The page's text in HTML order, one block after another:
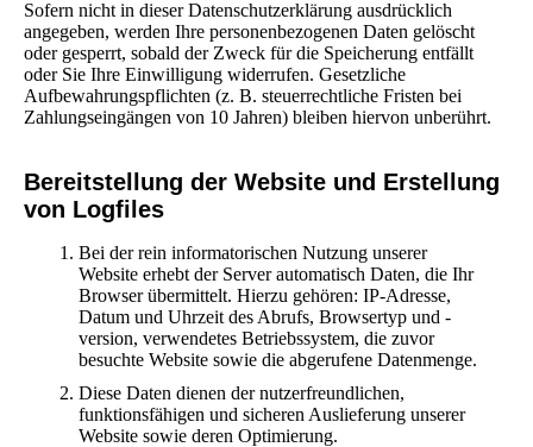
Sofern nicht in dieser Datenschutzerklärung ausdrücklich
angegeben, werden Ihre personenbezogenen Daten gelöscht
oder gesperrt, sobald der Zweck für die Speicherung entfällt
oder Sie Ihre Einwilligung widerrufen. Gesetzliche
Aufbewahrungspflichten (z. B. steuerrechtliche Fristen bei
Zahlungseingängen von 10 Jahren) bleiben hiervon unberührt.
Bereitstellung der Website und Erstellung
von Logfiles
Bei der rein informatorischen Nutzung unserer
Website erhebt der Server automatisch Daten, die Ihr
Browser übermittelt. Hierzu gehören: IP-Adresse,
Datum und Uhrzeit des Abrufs, Browsertyp und -
version, verwendetes Betriebssystem, die zuvor
besuchte Website sowie die abgerufene Datenmenge.
Diese Daten dienen der nutzerfreundlichen,
funktionsfähigen und sicheren Auslieferung unserer
Website sowie deren Optimierung.